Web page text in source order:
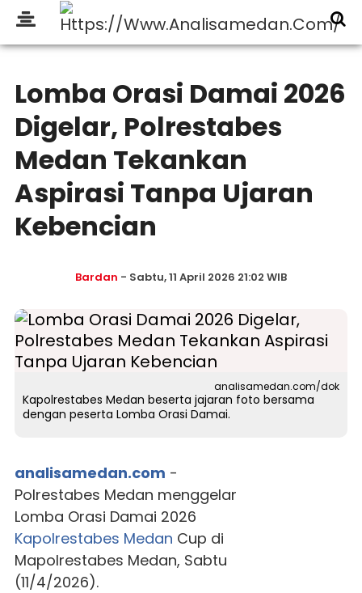
Lomba Orasi Damai 2026
Digelar, Polrestabes
Medan Tekankan
Aspirasi Tanpa Ujaran
Kebencian
Bardan - Sabtu, 11 April 2026 21:02 WIB
analisamedan.com/dok
Kapolrestabes Medan beserta jajaran foto bersama
dengan peserta Lomba Orasi Damai.
analisamedan.com -
Polrestabes Medan menggelar
Lomba Orasi Damai 2026
Kapolrestabes Medan Cup di
Mapolrestabes Medan, Sabtu
(11/4/2026).